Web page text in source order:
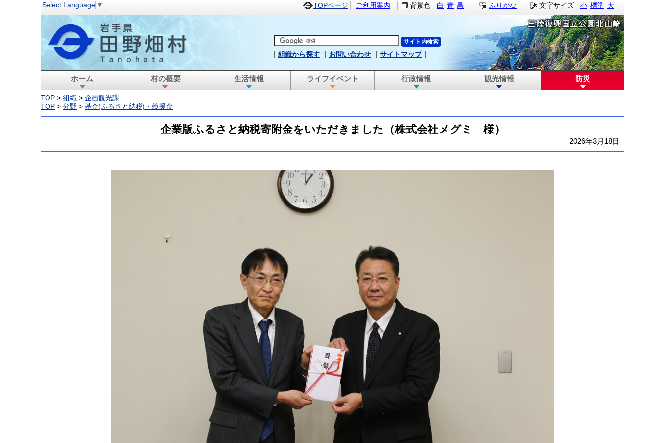
文字サイズ 小 標準 大
Select Language ▼ TOPページ ご利用案内 背景色 白 青 黒 ふりがな
組織から探す お問い合わせ サイトマップ
ホーム 村の概要 生活情報 ライフイベント 行政情報 観光情報 防災
TOP > 組織 > 企画観光課
TOP > 分野 > 基金(ふるさと納税)・義援金
企業版ふるさと納税寄附金をいただきました（株式会社メグミ 様）
2026年3月18日